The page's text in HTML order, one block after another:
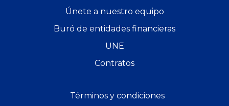
Únete a nuestro equipo
Buró de entidades financieras
UNE
Contratos
Términos y condiciones